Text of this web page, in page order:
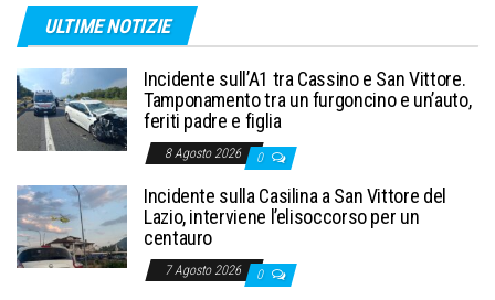
ULTIME NOTIZIE
Incidente sull’A1 tra Cassino e San Vittore.
Tamponamento tra un furgoncino e un’auto,
feriti padre e figlia
8 Agosto 2026 0
Incidente sulla Casilina a San Vittore del
Lazio, interviene l’elisoccorso per un
centauro
7 Agosto 2026 0